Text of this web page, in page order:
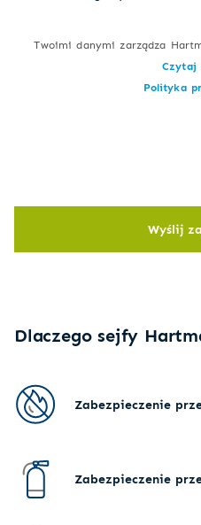
Twoimi danymi zarządza
Czytaj
Polityka
Wyślij
Dlaczego sejfy
Zabezpieczenie
Zabezpieczenie